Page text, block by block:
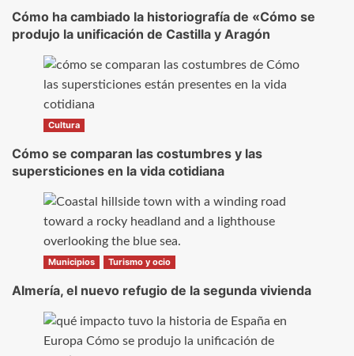
Cómo ha cambiado la historiografía de «Cómo se
produjo la unificación de Castilla y Aragón
Cultura
Cómo se comparan las costumbres y las
supersticiones en la vida cotidiana
Municipios Turismo y ocio
Almería, el nuevo refugio de la segunda vivienda